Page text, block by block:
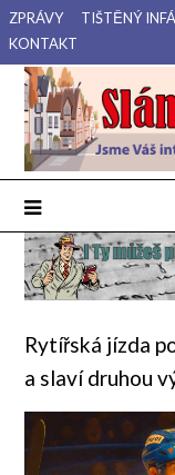
Přejdi
na
obsah
ZPRÁVY TIŠTĚNÝ
KONTAKT
Váš internetový
Rytířská jízda
a slaví druhou